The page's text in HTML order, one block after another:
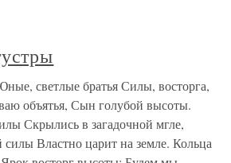
светлые братья Силы, восторга,
объятья, Сын голубой высоты.
Скрылись в загадочной мгле,
Властно царит на земле. Кольца